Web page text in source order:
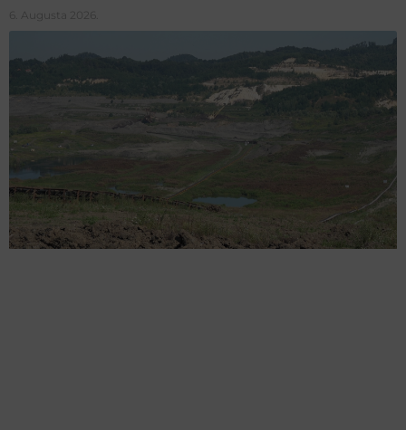
6. Augusta 2026.